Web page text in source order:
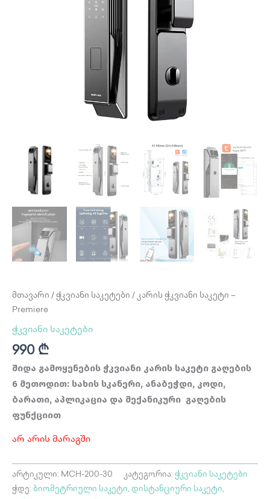
მთავარი / ჭკვიანი საკეტები / კარის ჭკვიანი საკეტი –
Premiere
ჭკვიანი საკეტები
990 ₾
შიდა გამოყენების ჭკვიანი კარის საკეტი გაღების
6 მეთოდით: სახის სკანერი, ანაბეჭდი, კოდი,
ბარათი, აპლიკაცია და მექანიკური გაღების
ფუნქციით
არ არის მარაგში
არტიკული: MCH-200-30 კატეგორია: ჭკვიანი საკეტები
ჭდე: ბიომეტრიული საკეტი, დისტანციური საკეტი,